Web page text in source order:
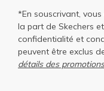
*En souscrivant,
la part de Skechers
confidentialité et
peuvent être exclus
détails des promotions